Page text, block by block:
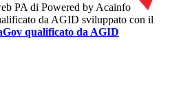
PA di Powered by Acainfo
da AGID sviluppato con il
qualificato da AGID